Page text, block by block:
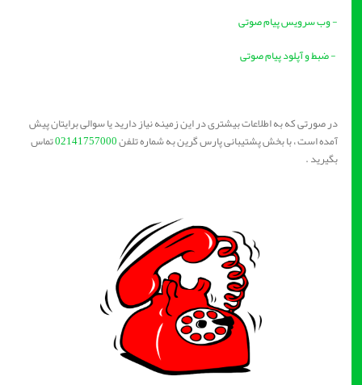
- وب سرویس پیام صوتی
- ضبط و آپلود پیام صوتی
در صورتی که به اطلاعات بیشتری در این زمینه نیاز دارید یا سوالی برایتان پیش
آمده است ، با بخش پشتیبانی پارس گرین به شماره تلفن02141757000تماس
بگیرید .